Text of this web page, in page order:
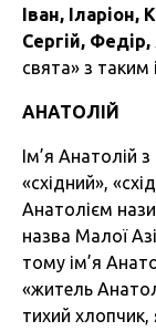
Іван,
Сергій, Федір,
свята» з таким
АНАТОЛІЙ
Ім’я Анатолій
«східний»,
Анатолієм
назва Малої
тому ім’я
«житель
тихий